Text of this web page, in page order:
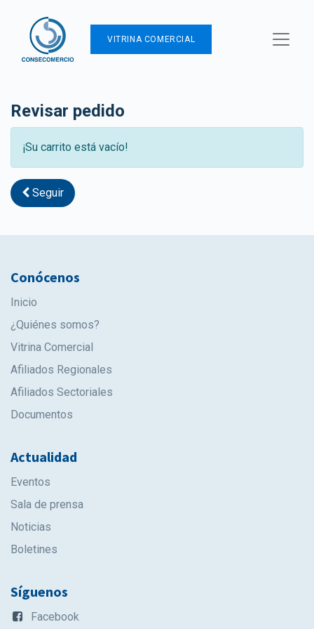
VITRINA COMERCIAL
Revisar pedido
¡Su carrito está vacío!
Seguir
Conócenos
Inicio
¿Quiénes somos?
Vitrina Comercial
Afiliados Regionales
Afiliados Sectoriales
Documentos
Actualidad
Eventos
Sala de prensa
Noticias
Boletines
Síguenos
Facebook